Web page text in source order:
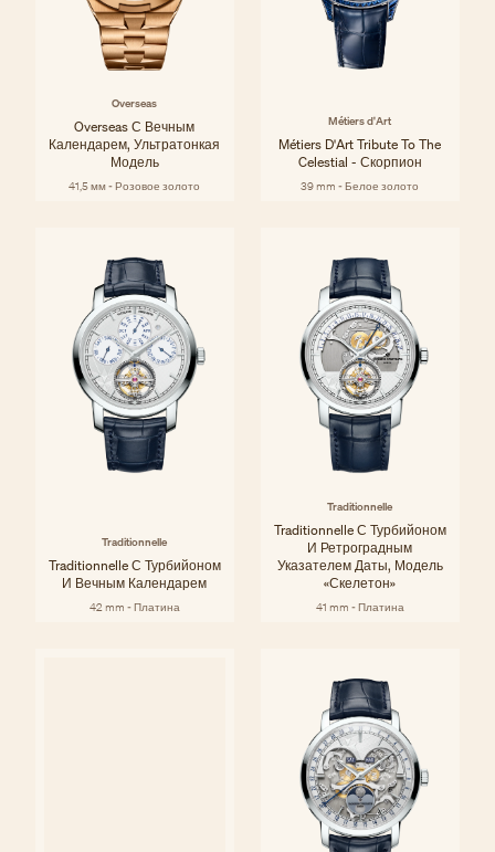
Overseas
Overseas С Вечным
Календарем, Ультратонкая
Модель
41,5 мм - Розовое золото
Métiers d'Art
Métiers D'Art Tribute To The
Celestial - Скорпион
39 mm - Белое золото
Traditionnelle
Traditionnelle С Турбийоном
И Вечным Календарем
42 mm - Платина
Traditionnelle
Traditionnelle С Турбийоном
И Ретроградным
Указателем Даты, Модель
«скелетон»
41 mm - Платина